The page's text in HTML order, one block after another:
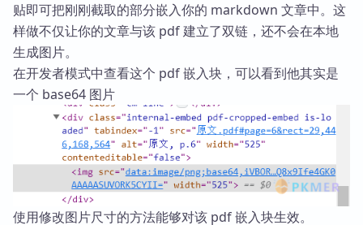
贴即可把刚刚截取的部分嵌入你的 markdown 文章中。这
样做不仅让你的文章与该 pdf 建立了双链，还不会在本地
生成图片。
在开发者模式中查看这个 pdf 嵌入块，可以看到他其实是
一个 base64 图片
使用修改图片尺寸的方法能够对该 pdf 嵌入块生效。